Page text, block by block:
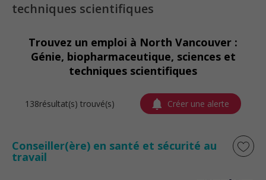
techniques scientifiques
Trouvez un emploi à North Vancouver :
Génie, biopharmaceutique, sciences et
techniques scientifiques
138résultat(s) trouvé(s) Créer une alerte
Conseiller(ère) en santé et sécurité au
travail